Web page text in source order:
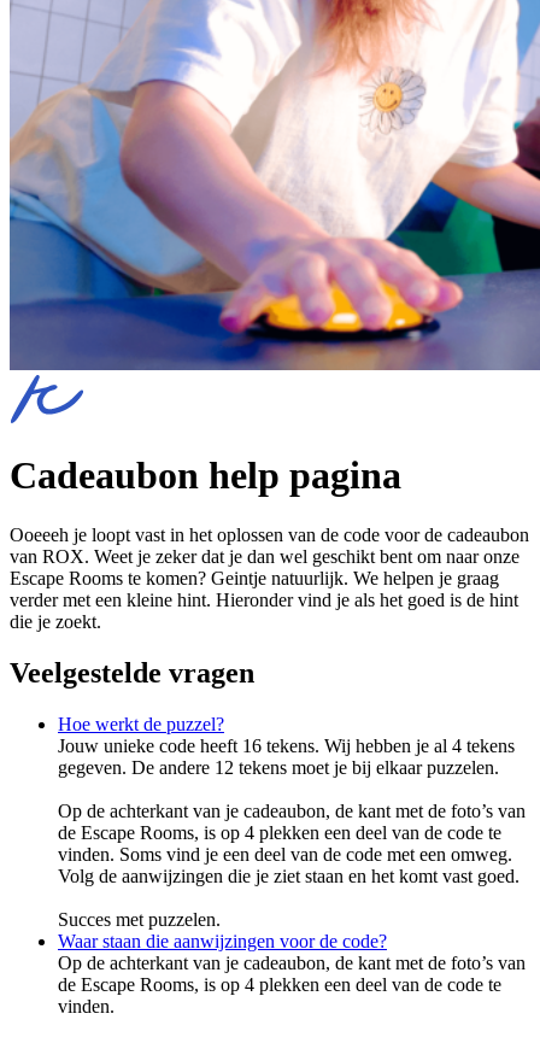
Cadeaubon help pagina
Ooeeeh je loopt vast in het oplossen van de code voor de cadeaubon
van ROX. Weet je zeker dat je dan wel geschikt bent om naar onze
Escape Rooms te komen? Geintje natuurlijk. We helpen je graag
verder met een kleine hint. Hieronder vind je als het goed is de hint
die je zoekt.
Veelgestelde vragen
Hoe werkt de puzzel?
Jouw unieke code heeft 16 tekens. Wij hebben je al 4 tekens
gegeven. De andere 12 tekens moet je bij elkaar puzzelen.
Op de achterkant van je cadeaubon, de kant met de foto’s van
de Escape Rooms, is op 4 plekken een deel van de code te
vinden. Soms vind je een deel van de code met een omweg.
Volg de aanwijzingen die je ziet staan en het komt vast goed.
Succes met puzzelen.
Waar staan die aanwijzingen voor de code?
Op de achterkant van je cadeaubon, de kant met de foto’s van
de Escape Rooms, is op 4 plekken een deel van de code te
vinden.